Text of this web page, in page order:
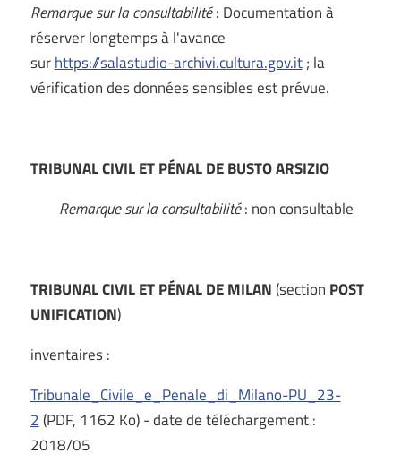
Remarque sur la consultabilité: Documentation à
réserver longtemps à l'avance
surhttps://salastudio-archivi.cultura.gov.it; la
vérification des données sensibles est prévue.
TRIBUNAL CIVIL ET PÉNAL DE BUSTO ARSIZIO
Remarque sur la consultabilité: non consultable
TRIBUNAL CIVIL ET PÉNAL DE MILAN(section POST
UNIFICATION)
inventaires :
Tribunale_Civile_e_Penale_di_Milano-PU_23-
2(PDF, 1162 Ko) - date de téléchargement :
2018/05